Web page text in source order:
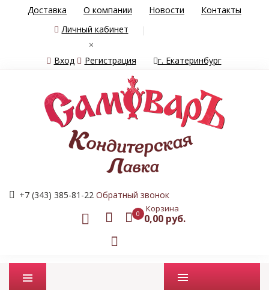
Доставка О компании Новости
Контакты
Личный кабинет
×
Вход
Регистрация г. Екатеринбург
+7 (343) 385-81-22 Обратный звонок
0 Корзина
0,00 руб.